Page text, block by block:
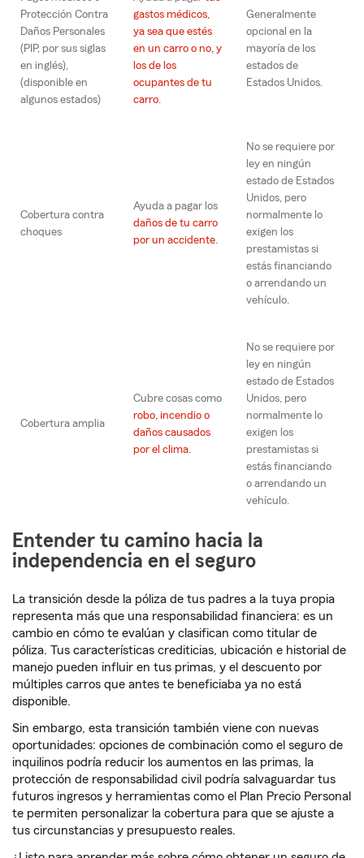
Protección Contra
Daños Personales
(PIP, por sus siglas
en inglés),
(disponible en
algunos estados)
gastos médicos,
ya sea que estés
en un carro o no, y
los de los
ocupantes de tu
carro.
Generalmente
opcional en la
mayoría de los
estados de
Estados Unidos.
Cobertura contra
choques
Ayuda a pagar los
daños de tu carro
por un accidente.
No se requiere por
ley en ningún
estado de Estados
Unidos, pero
normalmente lo
exigen los
prestamistas si
estás financiando
o arrendando un
vehículo.
Cobertura amplia
Cubre cosas como
robo, incendio o
daños causados
por el clima.
No se requiere por
ley en ningún
estado de Estados
Unidos, pero
normalmente lo
exigen los
prestamistas si
estás financiando
o arrendando un
vehículo.
Entender tu camino hacia la
independencia en el seguro
La transición desde la póliza de tus padres a la tuya propia
representa más que una responsabilidad financiera: es un
cambio en cómo te evalúan y clasifican como titular de
póliza. Tus características crediticias, ubicación e historial de
manejo pueden influir en tus primas, y el descuento por
múltiples carros que antes te beneficiaba ya no está
disponible.
Sin embargo, esta transición también viene con nuevas
oportunidades: opciones de combinación como el seguro de
inquilinos podría reducir los aumentos en las primas, la
protección de responsabilidad civil podría salvaguardar tus
futuros ingresos y herramientas como el Plan Precio Personal
te permiten personalizar la cobertura para que se ajuste a
tus circunstancias y presupuesto reales.